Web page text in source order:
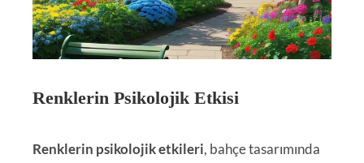
Renklerin Psikolojik Etkisi
Renklerin psikolojik etkileri, bahçe tasarımında